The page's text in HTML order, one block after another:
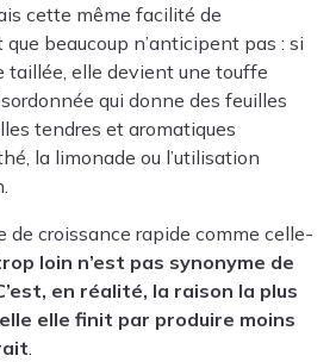
cette même facilité de
beaucoup n’anticipent pas : si
taillée, elle devient une touffe
qui donne des feuilles
tendres et aromatiques
la limonade ou l’utilisation
de croissance rapide comme celle-
loin n’est pas synonyme de
en réalité, la raison la plus
elle finit par produire moins
.